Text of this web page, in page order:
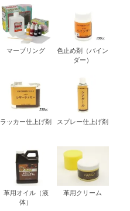
マーブリング
色止め剤（バイン
ダー）
ラッカー仕上げ剤 スプレー仕上げ剤
革用オイル（液
体）
革用クリーム